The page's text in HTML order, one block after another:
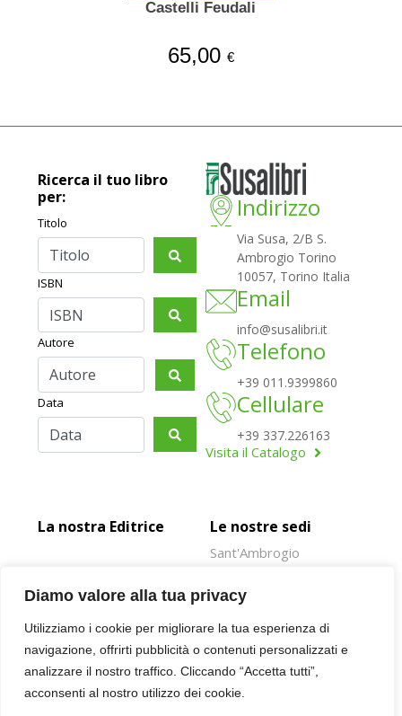
Diamo valore alla tua privacy
Utilizziamo i cookie per migliorare la tua esperienza di
navigazione, offrirti pubblicità o contenuti personalizzati e
analizzare il nostro traffico. Cliccando “Accetta tutti”,
acconsenti al nostro utilizzo dei cookie.
Castelli Feudali
65,00 €
Ricerca il tuo libro
per:
Titolo
ISBN
Autore
Data
Indirizzo
Via Susa, 2/B S.
Ambrogio Torino
10057, Torino Italia
Email
info@susalibri.it
Telefono
+39 011.9399860
Cellulare
+39 337.226163
Visita il Catalogo
La nostra Editrice Le nostre sedi
Sant'Ambrogio
Giaveno